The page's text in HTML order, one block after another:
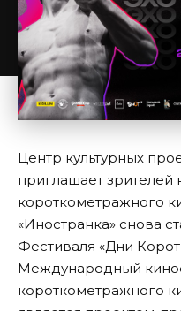
Центр культурных
приглашает зрителей
короткометражного
«Иностранка» снова
Фестиваля «Дни
Международный
короткометражного